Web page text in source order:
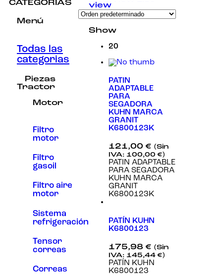
CATEGORIAS
Menú
Todas las
categorias
Piezas
Tractor
Motor
Filtro
motor
Filtro
gasoil
Filtro aire
motor
Sistema
refrigeración
Tensor
correas
Correas
view
Show
20
PATIN
ADAPTABLE
PARA
SEGADORA
KUHN MARCA
GRANIT
K6800123K
121,00€ (Sin
IVA: 100,00€)
PATIN ADAPTABLE
PARA SEGADORA
KUHN MARCA
GRANIT
K6800123K
PATÍN KUHN
K6800123
175,98€ (Sin
IVA: 145,44€)
PATÍN KUHN
K6800123
podamos
mejorar la
funcionalidad
de la web, en
base a cómo
web.
Experiencia
Para que
funcione lo
mejor posible
durante tu
visita. Si
rechaza estas
cookies,
funcionalidades
desaparecerán
de la web.
Al compartir tus